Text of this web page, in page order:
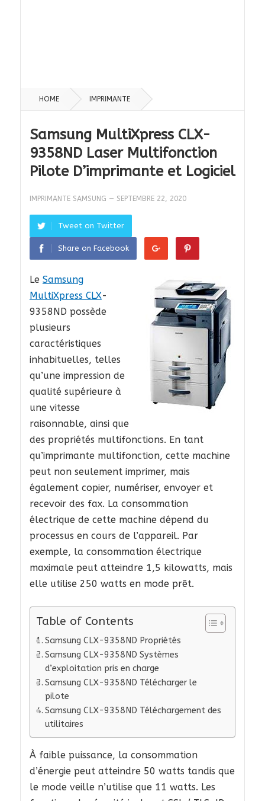
HOME IMPRIMANTE
Samsung MultiXpress CLX-
9358ND Laser Multifonction
Pilote D’imprimante et Logiciel
IMPRIMANTE SAMSUNG — SEPTEMBRE 22, 2020
Tweet on Twitter
Share on Facebook
Le Samsung
MultiXpress CLX-
9358ND possède
plusieurs
caractéristiques
inhabituelles, telles
qu’une impression de
qualité supérieure à
une vitesse
raisonnable, ainsi que
des propriétés multifonctions. En tant
qu’imprimante multifonction, cette machine
peut non seulement imprimer, mais
également copier, numériser, envoyer et
recevoir des fax. La consommation
électrique de cette machine dépend du
processus en cours de l’appareil. Par
exemple, la consommation électrique
maximale peut atteindre 1,5 kilowatts, mais
elle utilise 250 watts en mode prêt.
Table of Contents
Samsung CLX-9358ND Propriétés
Samsung CLX-9358ND Systèmes
d’exploitation pris en charge
Samsung CLX-9358ND Télécharger le
pilote
Samsung CLX-9358ND Téléchargement des
utilitaires
À faible puissance, la consommation
d’énergie peut atteindre 50 watts tandis que
le mode veille n’utilise que 11 watts. Les